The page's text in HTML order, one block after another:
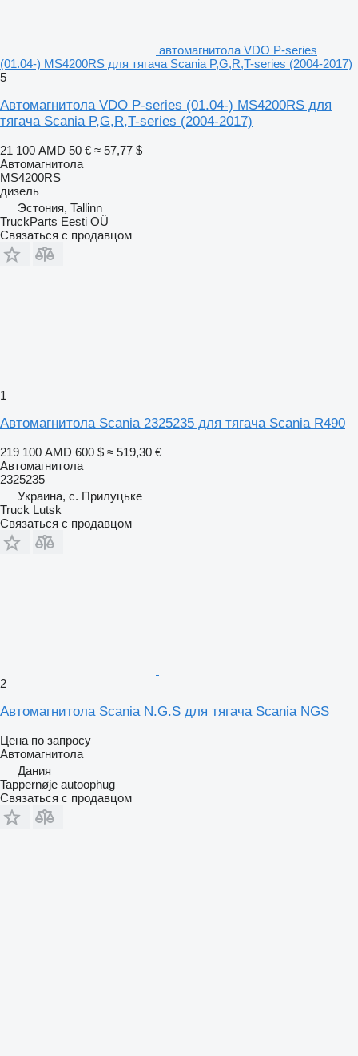
автомагнитола VDO P-series
(01.04-) MS4200RS для тягача Scania P,G,R,T-series (2004-2017)
5
Автомагнитола VDO P-series (01.04-) MS4200RS для
тягача Scania P,G,R,T-series (2004-2017)
21 100 AMD 50 € ≈ 57,77 $
Автомагнитола
MS4200RS
дизель
Эстония, Tallinn
TruckParts Eesti OÜ
Связаться с продавцом
1
Автомагнитола Scania 2325235 для тягача Scania R490
219 100 AMD 600 $ ≈ 519,30 €
Автомагнитола
2325235
Украина, с. Прилуцьке
Truck Lutsk
Связаться с продавцом
2
Автомагнитола Scania N.G.S для тягача Scania NGS
Цена по запросу
Автомагнитола
Дания
Tappernøje autoophug
Связаться с продавцом